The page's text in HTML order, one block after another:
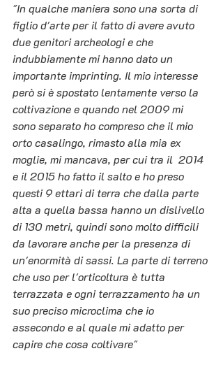
"In qualche maniera sono una sorta di
figlio d'arte per il fatto di avere avuto
due genitori archeologi e che
indubbiamente mi hanno dato un
importante imprinting. Il mio interesse
però si è spostato lentamente verso la
coltivazione e quando nel 2009 mi
sono separato ho compreso che il mio
orto casalingo, rimasto alla mia ex
moglie, mi mancava, per cui tra il  2014
e il 2015 ho fatto il salto e ho preso
questi 9 ettari di terra che dalla parte
alta a quella bassa hanno un dislivello
di 130 metri, quindi sono molto difficili
da lavorare anche per la presenza di
un'enormità di sassi. La parte di terreno
che uso per l'orticoltura è tutta
terrazzata e ogni terrazzamento ha un
suo preciso microclima che io
assecondo e al quale mi adatto per
capire che cosa coltivare"